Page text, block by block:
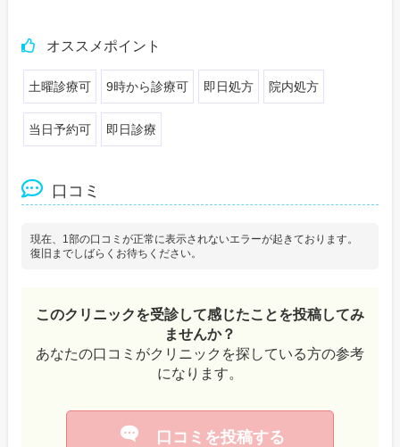
オススメポイント
土曜診療可 9時から診療可 即日処方 院内処方
当日予約可 即日診療
口コミ
現在、1部の口コミが正常に表示されないエラーが起きております。
復旧までしばらくお待ちください。
このクリニックを受診して感じたことを投稿してみ
ませんか？
あなたの口コミがクリニックを探している方の参考
になります。
口コミを投稿する